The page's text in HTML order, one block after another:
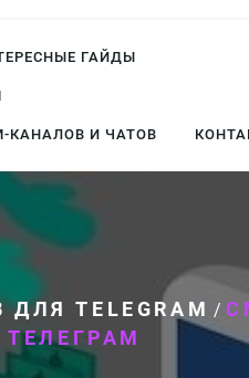
ГАЙДЫ
КАНАЛОВ И ЧАТОВ
TELEGRAM /